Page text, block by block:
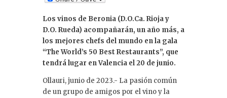
k
e
dI
n
Los vinos de Beronia (D.O.Ca. Rioja y
D.O. Rueda) acompañarán, un año más, a
los mejores chefs del mundo en la gala
“The World’s 50 Best Restaurants”, que
tendrá lugar en Valencia el 20 de junio.
Ollauri, junio de 2023.- La pasión común
de un grupo de amigos por el vino y la